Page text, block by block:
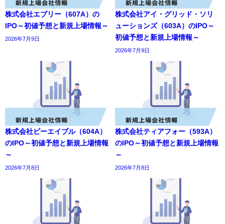
株式会社エブリー（607A）の
IPO～初値予想と新規上場情報～
2026年7月9日
株式会社アイ・グリッド・ソリ
ューションズ（603A）のIPO～
初値予想と新規上場情報～
2026年7月9日
株式会社ビーエイブル（604A）
のIPO～初値予想と新規上場情報
～
2026年7月8日
株式会社ティアフォー（593A）
のIPO～初値予想と新規上場情報
～
2026年7月8日